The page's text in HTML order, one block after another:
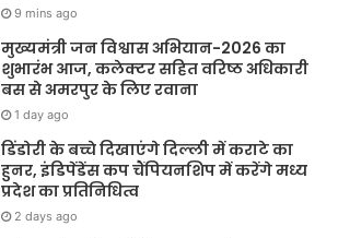
9 mins ago
मुख्यमंत्री जन विश्वास अभियान-2026 का
शुभारंभ आज, कलेक्टर सहित वरिष्ठ अधिकारी
बस से अमरपुर के लिए रवाना
1 day ago
डिंडोरी के बच्चे दिखाएंगे दिल्ली में कराटे का
हुनर, इंडिपेंडेंस कप चैंपियनशिप में करेंगे मध्य
प्रदेश का प्रतिनिधित्व
2 days ago